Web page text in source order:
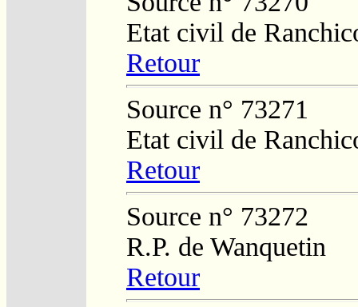
Etat civil de
Retour
Source n° 73271
Etat civil de
Retour
Source n° 73272
R.P. de Wanquetin
Retour